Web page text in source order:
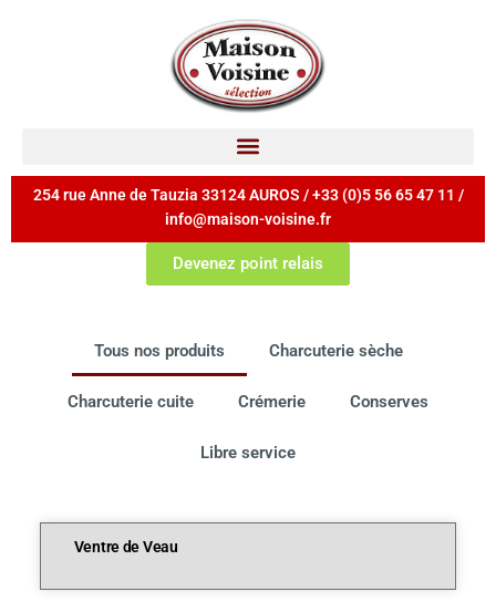
254 rue Anne de Tauzia 33124 AUROS / +33 (0)5 56 65 47 11 /
info@maison-voisine.fr
Devenez point relais
Tous nos produits Charcuterie sèche
Charcuterie cuite Crémerie Conserves
Libre service
Ventre de Veau